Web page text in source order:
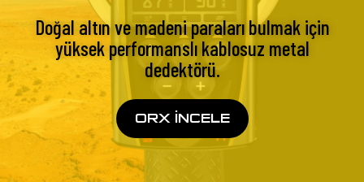
Doğal altın ve madeni paraları bulmak için
yüksek performanslı kablosuz metal
dedektörü.
ORX İNCELE